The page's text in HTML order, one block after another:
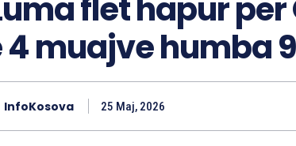
flet hapur
4 muajve humba
InfoKosova 25 Maj, 2026